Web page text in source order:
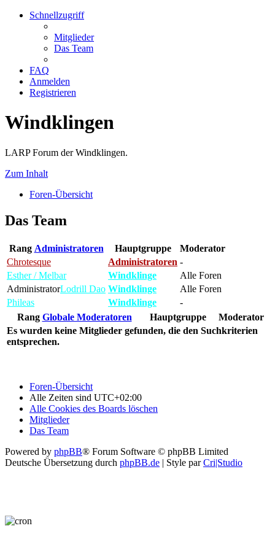
Schnellzugriff
Mitglieder
Das Team
FAQ
Anmelden
Registrieren
Windklingen
LARP Forum der Windklingen.
Zum Inhalt
Foren-Übersicht
Das Team
Rang Administratoren Hauptgruppe
Moderator
Chrotesque
Administratoren -
Esther / Melbar
Windklinge
Alle Foren
AdministratorLodrill Dao Windklinge
Alle Foren
Phileas
Windklinge
-
Rang Globale Moderatoren Hauptgruppe
Moderator
Es wurden keine Mitglieder gefunden, die den Suchkriterien
entsprechen.
Foren-Übersicht
Alle Zeiten sind UTC+02:00
Alle Cookies des Boards löschen
Mitglieder
Das Team
Powered by phpBB® Forum Software © phpBB Limited
Deutsche Übersetzung durch phpBB.de | Style parCri|Studio